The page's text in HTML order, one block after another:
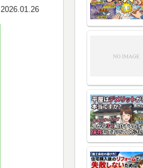
2026.01.26